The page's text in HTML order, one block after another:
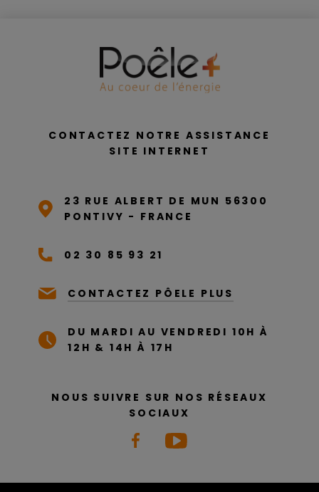
CONTACTEZ NOTRE ASSISTANCE
SITE INTERNET
23 RUE ALBERT DE MUN 56300
PONTIVY - FRANCE
02 30 85 93 21
CONTACTEZ PÔELE PLUS
DU MARDI AU VENDREDI 10H À
12H & 14H À 17H
NOUS SUIVRE SUR NOS RÉSEAUX
SOCIAUX